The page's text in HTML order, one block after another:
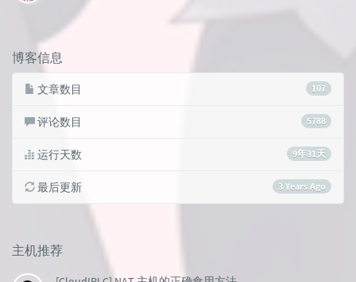
次
博客信息
107
文章数目
5788
评论数目
9年31天
运行天数
3 Years Ago
最后更新
主机推荐